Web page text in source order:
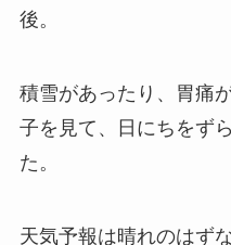
後。
積雪があったり、胃痛
子を見て、日にちをず
た。
天気予報は晴れのはず